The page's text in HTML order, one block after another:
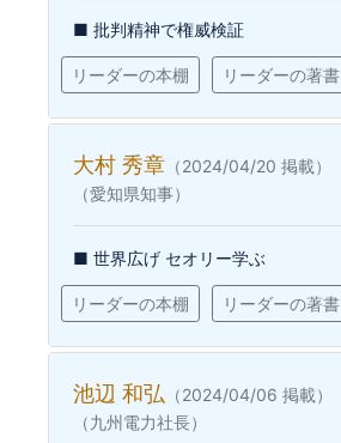
■ 批判精神で権威検証
リーダーの本棚 リーダーの著書
大村 秀章 （2024/04/20 掲載）
（愛知県知事）
■ 世界広げ セオリー学ぶ
リーダーの本棚 リーダーの著書
池辺 和弘 （2024/04/06 掲載）
（九州電力社長）